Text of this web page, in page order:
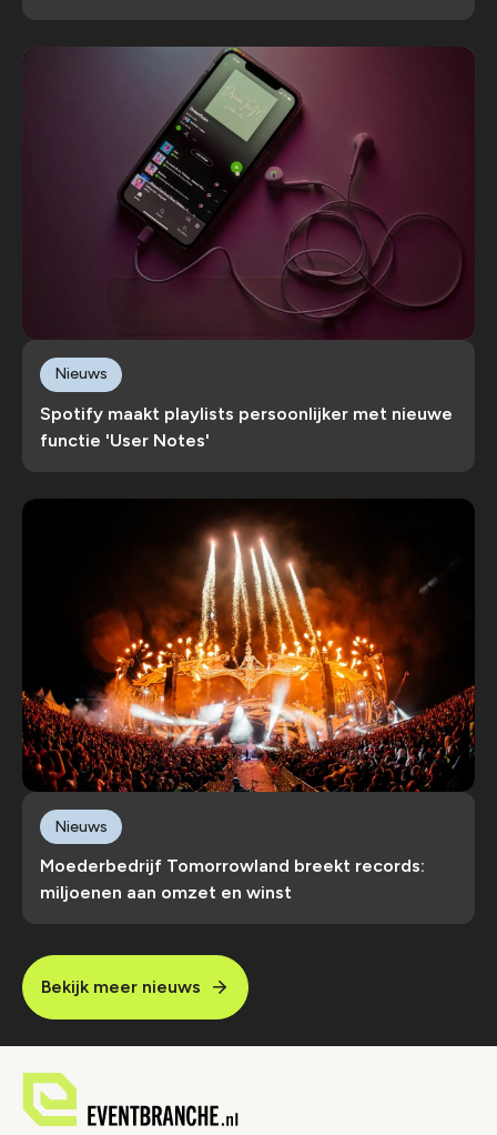
Spotify maakt playlists persoonlijker met nieuwe
functie 'User Notes'
Nieuws
Moederbedrijf Tomorrowland breekt records:
miljoenen aan omzet en winst
Nieuws
Bekijk meer nieuws